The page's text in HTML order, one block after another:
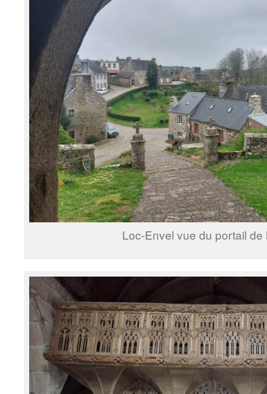
Loc-Envel vue du portail de